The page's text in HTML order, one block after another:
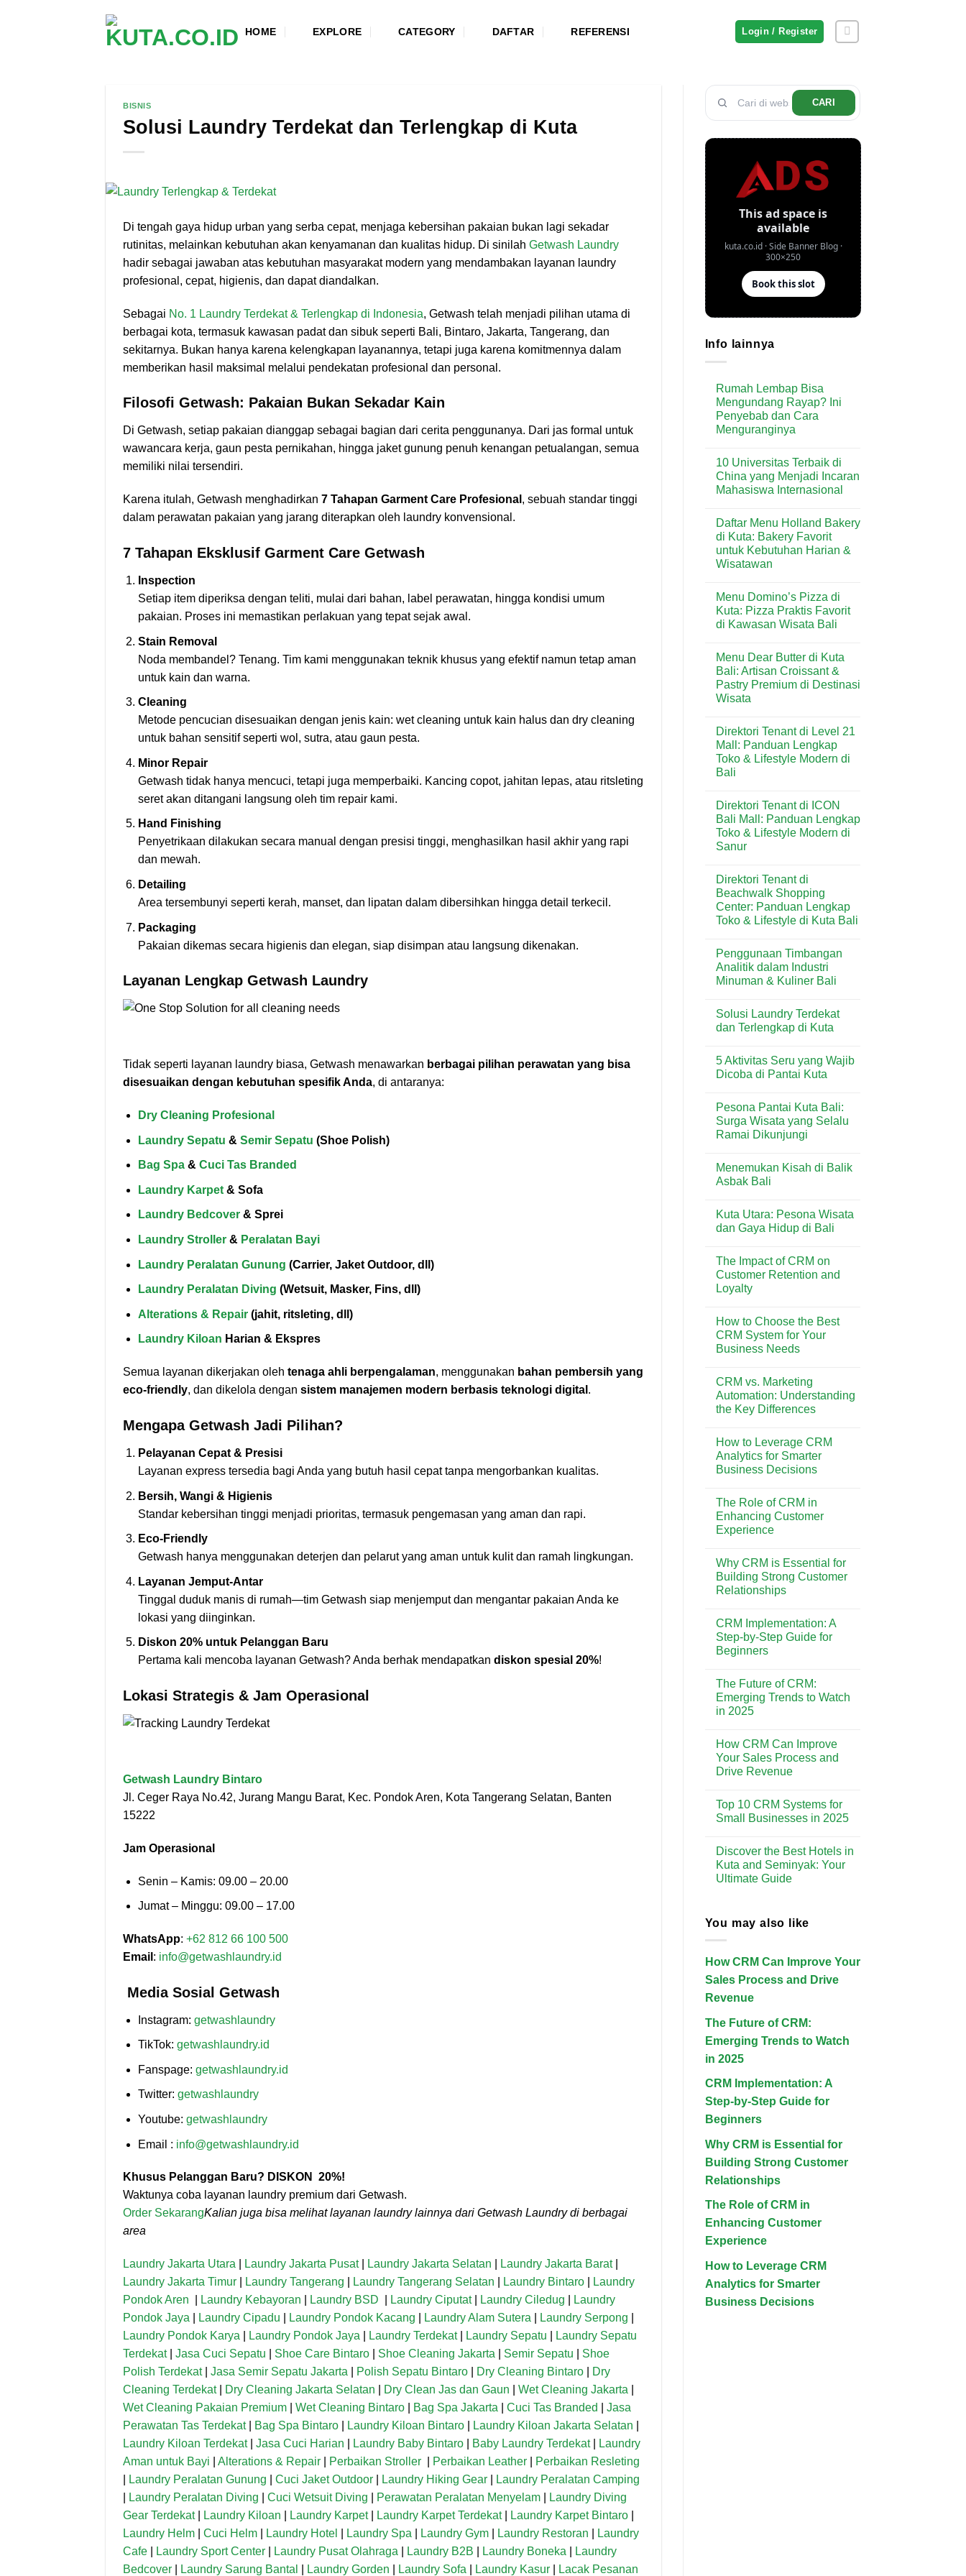
HOME EXPLORE CATEGORY DAFTAR REFERENSI Login / Register
BISNIS
Solusi Laundry Terdekat dan Terlengkap di Kuta
Di tengah gaya hidup urban yang serba cepat, menjaga kebersihan pakaian bukan lagi sekadar
rutinitas, melainkan kebutuhan akan kenyamanan dan kualitas hidup. Di sinilah Getwash Laundry
hadir sebagai jawaban atas kebutuhan masyarakat modern yang mendambakan layanan laundry
profesional, cepat, higienis, dan dapat diandalkan.
Sebagai No. 1 Laundry Terdekat & Terlengkap di Indonesia, Getwash telah menjadi pilihan utama di
berbagai kota, termasuk kawasan padat dan sibuk seperti Bali, Bintaro, Jakarta, Tangerang, dan
sekitarnya. Bukan hanya karena kelengkapan layanannya, tetapi juga karena komitmennya dalam
memberikan hasil maksimal melalui pendekatan profesional dan personal.
Filosofi Getwash: Pakaian Bukan Sekadar Kain
Di Getwash, setiap pakaian dianggap sebagai bagian dari cerita penggunanya. Dari jas formal untuk
wawancara kerja, gaun pesta pernikahan, hingga jaket gunung penuh kenangan petualangan, semua
memiliki nilai tersendiri.
Karena itulah, Getwash menghadirkan 7 Tahapan Garment Care Profesional , sebuah standar tinggi
dalam perawatan pakaian yang jarang diterapkan oleh laundry konvensional.
7 Tahapan Eksklusif Garment Care Getwash
Inspection
Setiap item diperiksa dengan teliti, mulai dari bahan, label perawatan, hingga kondisi umum
pakaian. Proses ini memastikan perlakuan yang tepat sejak awal.
Stain Removal
Noda membandel? Tenang. Tim kami menggunakan teknik khusus yang efektif namun tetap aman
untuk kain dan warna.
Cleaning
Metode pencucian disesuaikan dengan jenis kain: wet cleaning untuk kain halus dan dry cleaning
untuk bahan sensitif seperti wol, sutra, atau gaun pesta.
Minor Repair
Getwash tidak hanya mencuci, tetapi juga memperbaiki. Kancing copot, jahitan lepas, atau ritsleting
seret akan ditangani langsung oleh tim repair kami.
Hand Finishing
Penyetrikaan dilakukan secara manual dengan presisi tinggi, menghasilkan hasil akhir yang rapi
dan mewah.
Detailing
Area tersembunyi seperti kerah, manset, dan lipatan dalam dibersihkan hingga detail terkecil.
Packaging
Pakaian dikemas secara higienis dan elegan, siap disimpan atau langsung dikenakan.
Layanan Lengkap Getwash Laundry
Tidak seperti layanan laundry biasa, Getwash menawarkan berbagai pilihan perawatan yang bisa
disesuaikan dengan kebutuhan spesifik Anda, di antaranya:
Dry Cleaning Profesional
Laundry Sepatu & Semir Sepatu (Shoe Polish)
Bag Spa& Cuci Tas Branded
Laundry Karpet& Sofa
Laundry Bedcover& Sprei
Laundry Stroller& Peralatan Bayi
Laundry Peralatan Gunung (Carrier, Jaket Outdoor, dll)
Laundry Peralatan Diving (Wetsuit, Masker, Fins, dll)
Alterations & Repair(jahit, ritsleting, dll)
Laundry Kiloan Harian & Ekspres
Semua layanan dikerjakan oleh tenaga ahli berpengalaman, menggunakan bahan pembersih yang
eco-friendly, dan dikelola dengan sistem manajemen modern berbasis teknologi digital .
Mengapa Getwash Jadi Pilihan?
Pelayanan Cepat & Presisi
Layanan express tersedia bagi Anda yang butuh hasil cepat tanpa mengorbankan kualitas.
Bersih, Wangi & Higienis
Standar kebersihan tinggi menjadi prioritas, termasuk pengemasan yang aman dan rapi.
Eco-Friendly
Getwash hanya menggunakan deterjen dan pelarut yang aman untuk kulit dan ramah lingkungan.
Layanan Jemput-Antar
Tinggal duduk manis di rumah—tim Getwash siap menjemput dan mengantar pakaian Anda ke
lokasi yang diinginkan.
Diskon 20% untuk Pelanggan Baru
Pertama kali mencoba layanan Getwash? Anda berhak mendapatkan diskon spesial 20%!
Lokasi Strategis & Jam Operasional
Getwash Laundry Bintaro
Jl. Ceger Raya No.42, Jurang Mangu Barat, Kec. Pondok Aren, Kota Tangerang Selatan, Banten
15222
Jam Operasional
Senin – Kamis: 09.00 – 20.00
Jumat – Minggu: 09.00 – 17.00
WhatsApp: +62 812 66 100 500
Email : info@getwashlaundry.id
Media Sosial Getwash
Instagram: getwashlaundry
TikTok: getwashlaundry.id
Fanspage: getwashlaundry.id
Twitter: getwashlaundry
Youtube: getwashlaundry
Email : info@getwashlaundry.id
Khusus Pelanggan Baru? DISKON 20%!
Waktunya coba layanan laundry premium dari Getwash.
Order SekarangKalian juga bisa melihat layanan laundry lainnya dari Getwash Laundry di berbagai
area
Laundry Jakarta Utara Laundry Jakarta Pusat| Laundry Jakarta Selatan Laundry Jakarta Barat|
Laundry Jakarta Timur
Laundry Tangerang Laundry Tangerang Selatan Laundry Bintaro
Laundry
Pondok Aren
Laundry Kebayoran Laundry BSD Laundry Ciputat| Laundry Ciledug
Laundry
Pondok Jaya
Laundry Cipadu Laundry Pondok Kacang Laundry Alam Sutera Laundry Serpong
Laundry Pondok Karya
Laundry Pondok Jaya Laundry Terdekat Laundry Sepatu
Laundry Sepatu
Terdekat| Jasa Cuci Sepatu Shoe Care Bintaro Shoe Cleaning Jakarta Semir Sepatu
Shoe
Polish Terdekat| Jasa Semir Sepatu Jakarta Polish Sepatu Bintaro Dry Cleaning Bintaro
Dry
Cleaning Terdekat| Dry Cleaning Jakarta Selatan Dry Clean Jas dan Gaun Wet Cleaning Jakarta
Wet Cleaning Pakaian Premium
Wet Cleaning Bintaro Bag Spa Jakarta Cuci Tas Branded
Jasa
Perawatan Tas Terdekat| Bag Spa Bintaro Laundry Kiloan Bintaro Laundry Kiloan Jakarta Selatan
Laundry Kiloan Terdekat| Jasa Cuci Harian Laundry Baby Bintaro Baby Laundry Terdekat|
Laundry
Aman untuk Bayi
Alterations & Repair Perbaikan Stroller Perbaikan Leather
Perbaikan Resleting
Laundry Peralatan Gunung Cuci Jaket Outdoor Laundry Hiking Gear
Laundry Peralatan Camping
Laundry Peralatan Diving Cuci Wetsuit Diving Perawatan Peralatan Menyelam
Laundry Diving
Gear Terdekat| Laundry Kiloan Laundry Karpet| Laundry Karpet Terdekat Laundry Karpet Bintaro
Laundry Helm
Cuci Helm Laundry Hotel Laundry Spa Laundry Gym Laundry Restoran
Laundry
Cafe
Laundry Sport Center Laundry Pusat Olahraga Laundry B2B Laundry Boneka
Laundry
Bedcover
Laundry Sarung Bantal Laundry Gorden Laundry Sofa Laundry Kasur Lacak Pesanan
CARI
Info lainnya
Rumah Lembap Bisa
Mengundang Rayap? Ini
Penyebab dan Cara
Menguranginya
on
Rumah
Lembap
Bisa
Ini
Penyebab
dan
Cara
Menguranginya
10 Universitas Terbaik di
China yang Menjadi Incaran
Mahasiswa Internasional
on
10
Universitas
Terbaik
di
China
Incaran
Mahasiswa
Internasional
Daftar Menu Holland Bakery
di Kuta: Bakery Favorit
untuk Kebutuhan Harian &
Wisatawan
on
Daftar
Menu
Holland
Kuta:
Bakery
Favorit
untuk
Kebutuhan
Harian
Menu Domino’s Pizza di
Kuta: Pizza Praktis Favorit
di Kawasan Wisata Bali
on
Menu
Domino’s
Pizza
di
Kuta:
Favorit
di
Kawasan
Wisata
Bali
Menu Dear Butter di Kuta
Bali: Artisan Croissant &
Pastry Premium di Destinasi
Wisata
on
Menu
Dear
Butter
di
Kuta
Croissant
&
Pastry
Premium
di
Destinasi
Direktori Tenant di Level 21
Mall: Panduan Lengkap
Toko & Lifestyle Modern di
Bali
on
Direktori
Tenant
Level
21
Lengkap
Toko
&
Lifestyle
Modern
di
Direktori Tenant di ICON
Bali Mall: Panduan Lengkap
Toko & Lifestyle Modern di
Sanur
on
Direktori
Tenant
di
ICON
Bali
Lengkap
Toko
&
Lifestyle
Sanur
Direktori Tenant di
Beachwalk Shopping
Center: Panduan Lengkap
Toko & Lifestyle di Kuta Bali
on
Direktori
Tenant
di
Center:
Panduan
Lengkap
Lifestyle
di
Kuta
Penggunaan Timbangan
Analitik dalam Industri
Minuman & Kuliner Bali
on
Penggunaan
Timbangan
Industri
Minuman
&
Solusi Laundry Terdekat
dan Terlengkap di Kuta
on
Solusi
Laundry
Terlengkap
di
Kuta
5 Aktivitas Seru yang Wajib
Dicoba di Pantai Kuta
on
5
Aktivitas
Seru
Dicoba
di
Pantai
Pesona Pantai Kuta Bali:
Surga Wisata yang Selalu
Ramai Dikunjungi
on
Pesona
Pantai
Surga
Wisata
yang
Dikunjungi
Menemukan Kisah di Balik
Asbak Bali
on
Menemukan
Kisah
Asbak
Bali
Kuta Utara: Pesona Wisata
dan Gaya Hidup di Bali
on
Kuta
Utara:
Pesona
Gaya
Hidup
di
Bali
The Impact of CRM on
Customer Retention and
Loyalty
on
The
Impact
of
Customer
Retention
and
Loyalty
How to Choose the Best
CRM System for Your
Business Needs
on
How
to
Choose
CRM
System
for
Your
Business
CRM vs. Marketing
Automation: Understanding
the Key Differences
on
CRM
vs.
Marketing
the
Key
Differences
How to Leverage CRM
Analytics for Smarter
Business Decisions
on
How
to
Leverage
for
Smarter
Business
Decisions
The Role of CRM in
Enhancing Customer
Experience
on
The
Role
of
Enhancing
Customer
Experience
Why CRM is Essential for
Building Strong Customer
Relationships
on
Why
CRM
is
Building
Strong
Customer
Relationships
CRM Implementation: A
Step-by-Step Guide for
Beginners
on
CRM
Implementation:
A
Step
Guide
for
Beginners
The Future of CRM:
Emerging Trends to Watch
in 2025
on
The
Future
Trends
to
Watch
How CRM Can Improve
Your Sales Process and
Drive Revenue
on
How
CRM
Your
Sales
Process
and
Top 10 CRM Systems for
Small Businesses in 2025
on
Top
10
CRM
in
Discover the Best Hotels in
Kuta and Seminyak: Your
Ultimate Guide
Discover
the
Best
in
Kuta
and
Seminyak:
Your
Ultimate
You may also like
How CRM Can Improve Your
Sales Process and Drive
Revenue
The Future of CRM:
Emerging Trends to Watch
in 2025
CRM Implementation: A
Step-by-Step Guide for
Beginners
Why CRM is Essential for
Building Strong Customer
Relationships
The Role of CRM in
Enhancing Customer
Experience
How to Leverage CRM
Analytics for Smarter
Business Decisions